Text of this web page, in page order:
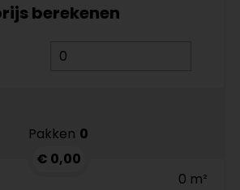
berekenen
Pakken 0
€ 0,00
0 m²